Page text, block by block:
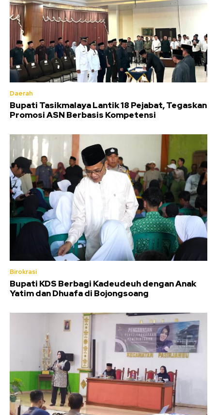
Daerah
Bupati Tasikmalaya Lantik 18 Pejabat, Tegaskan
Promosi ASN Berbasis Kompetensi
Birokrasi
Bupati KDS Berbagi Kadeudeuh dengan Anak
Yatim dan Dhuafa di Bojongsoang